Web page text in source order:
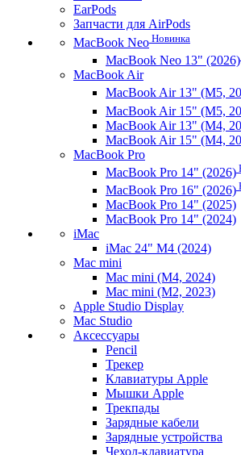
EarPods
Запчасти для AirPods
MacBook Neo Новинка
MacBook Neo 13" (2026)
MacBook Air
MacBook Air 13" (M5,
MacBook Air 15" (M5,
MacBook Air 13" (M4,
MacBook Air 15" (M4,
MacBook Pro
MacBook Pro 14" (2026)
MacBook Pro 16" (2026)
MacBook Pro 14" (2025)
MacBook Pro 14" (2024)
iMac
iMac 24" M4 (2024)
Mac mini
Mac mini (M4, 2024)
Mac mini (M2, 2023)
Apple Studio Display
Mac Studio
Аксессуары
Pencil
Трекер
Клавиатуры Apple
Мышки Apple
Трекпады
Зарядные кабели
Зарядные устройства
Чехол-клавиатура